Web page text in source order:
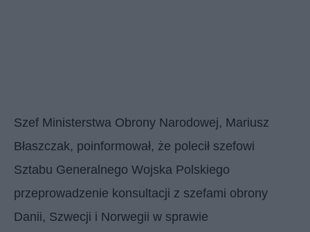
Szef Ministerstwa Obrony Narodowej, Mariusz
Błaszczak, poinformował, że polecił szefowi
Sztabu Generalnego Wojska Polskiego
przeprowadzenie konsultacji z szefami obrony
Danii, Szwecji i Norwegii w sprawie